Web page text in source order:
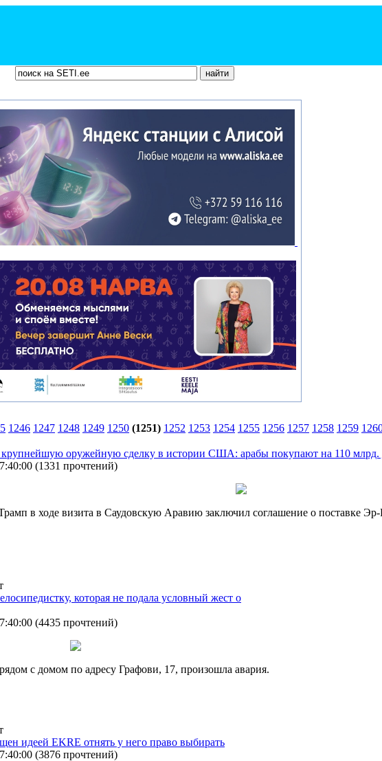
1246 1247 1248 1249 1250 (1251) 1252 1253 1254 1255 1256 1257 1258 1259
оружейную сделку в истории США: арабы покупают на 110 млрд.
(1331 прочтений)
в ходе визита в Саудовскую Аравию заключил соглашение о поставке
которая не подала условный жест о
(4435 прочтений)
с домом по адресу Графови, 17, произошла авария.
идеей EKRE отнять у него право выбирать
(3876 прочтений)